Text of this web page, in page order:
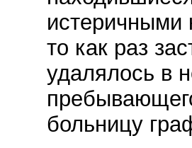
истеричными
то как раз
удалялось в
больницу